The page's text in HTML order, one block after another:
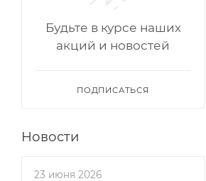
Будьте в курсе наших
акций и новостей
ПОДПИСАТЬСЯ
Новости
23 июня 2026